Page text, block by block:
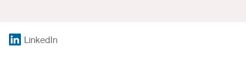
LinkedIn